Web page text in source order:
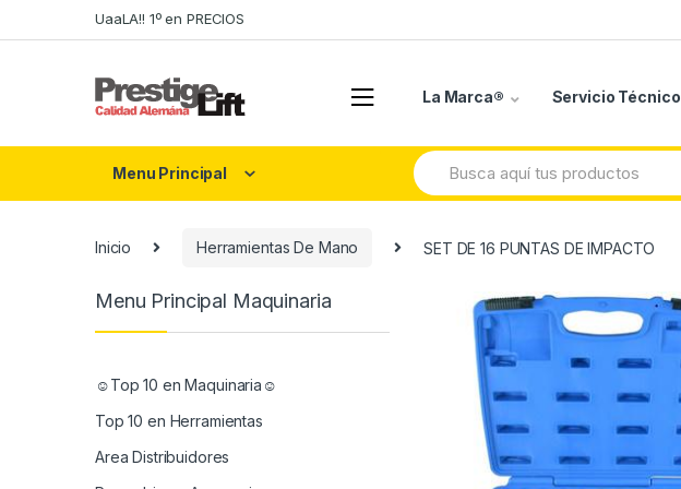
to
to
UaaLA!! 1º en PRECIOS
La Marca® Servicio Técnico
Menu Principal
Search
for:
Inicio Herramientas De Mano SET DE 16 PUNTAS DE IMPACTO
Menu Principal Maquinaria
☺Top 10 en Maquinaria☺
Top 10 en Herramientas
Area Distribuidores